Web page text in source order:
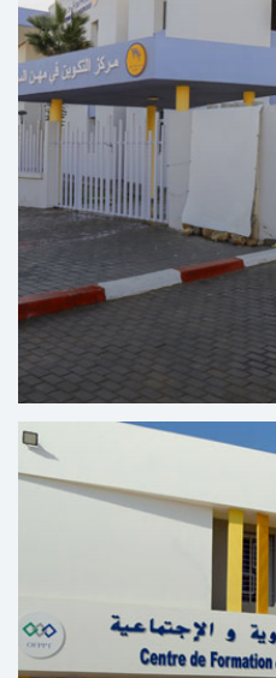
Regionaal Centrum Voor
Massira
Opleidingscentrum Voor
Automobielindustrie Bir